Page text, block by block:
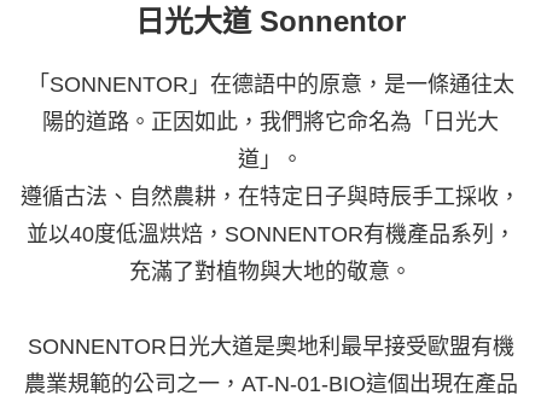
日光大道 Sonnentor
「SONNENTOR」在德語中的原意，是一條通往太
陽的道路。正因如此，我們將它命名為「日光大
道」。
遵循古法、自然農耕，在特定日子與時辰手工採收，
並以40度低溫烘焙，SONNENTOR有機產品系列，
充滿了對植物與大地的敬意。
SONNENTOR日光大道是奧地利最早接受歐盟有機
農業規範的公司之一，AT-N-01-BIO這個出現在產品